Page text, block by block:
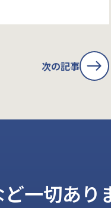
次の記事
一切あり